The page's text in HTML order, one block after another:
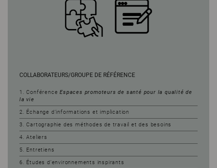
COLLABORATEURS/GROUPE DE RÉFÉRENCE
1. ConférenceEspaces promoteurs de santé pour la qualité de
la vie
2. Échange d’informations et implication
3. Cartographie des méthodes de travail et des besoins
4. Ateliers
5. Entretiens
6. Études d’environnements inspirants